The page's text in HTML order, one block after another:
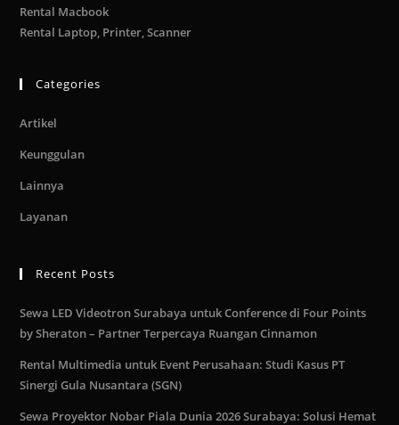
Rental Macbook
Rental Laptop, Printer, Scanner
Categories
Artikel
Keunggulan
Lainnya
Layanan
Recent Posts
Sewa LED Videotron Surabaya untuk Conference di Four Points
by Sheraton – Partner Terpercaya Ruangan Cinnamon
Rental Multimedia untuk Event Perusahaan: Studi Kasus PT
Sinergi Gula Nusantara (SGN)
Sewa Proyektor Nobar Piala Dunia 2026 Surabaya: Solusi Hemat